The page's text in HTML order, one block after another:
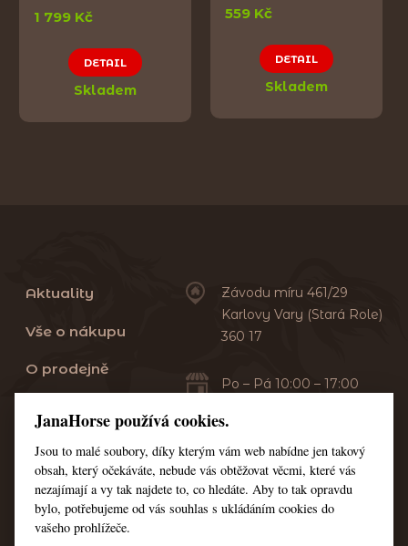
1 799 Kč
DETAIL
Skladem
559 Kč
DETAIL
Skladem
Aktuality
Vše o nákupu
O prodejně
Servis
Kontakt
Nastavení cookies
Závodu míru 461/29
Karlovy Vary (Stará Role)
360 17
Po – Pá 10:00 – 17:00
+420 353 549 410
+420 608 444 378
JanaHorse používá cookies.
Jsou to malé soubory, díky kterým vám web nabídne jen takový
obsah, který očekáváte, nebude vás obtěžovat věcmi, které vás
nezajímají a vy tak najdete to, co hledáte. Aby to tak opravdu
bylo, potřebujeme od vás souhlas s ukládáním cookies do
vašeho prohlížeče.